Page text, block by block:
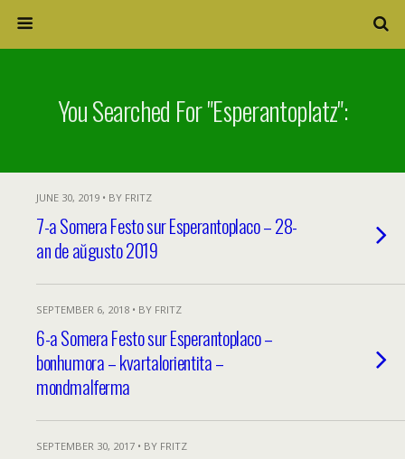
You Searched For "Esperantoplatz":
JUNE 30, 2019 • BY FRITZ
7-a Somera Festo sur Esperantoplaco – 28-
an de aŭgusto 2019
SEPTEMBER 6, 2018 • BY FRITZ
6-a Somera Festo sur Esperantoplaco –
bonhumora – kvartalorientita –
mondmalferma
SEPTEMBER 30, 2017 • BY FRITZ